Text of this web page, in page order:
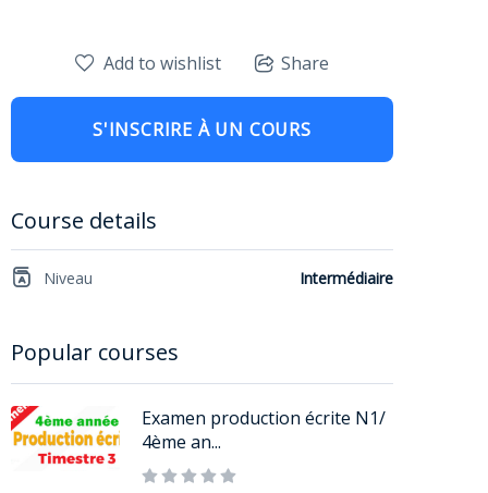
Add to wishlist Share
S'INSCRIRE À UN COURS
Course details
Niveau Intermédiaire
Popular courses
Examen production écrite N1/
4ème an...